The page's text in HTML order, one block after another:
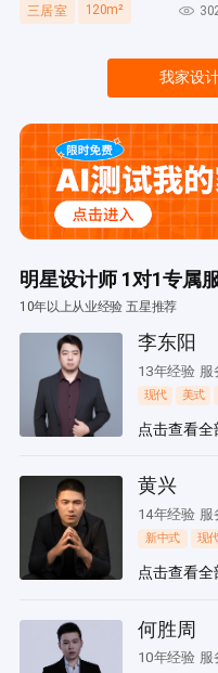
三居室 120m²
我家设
明星设计师 1对1专属
10年以上从业经验 五星推荐
李东阳
13年经验 服
现代 美式
点击查看
黄兴
14年经验 服
新中式 现
点击查看
何胜周
10年经验 服